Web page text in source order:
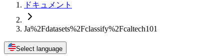
ドキュメント
Ja%2Fdatasets%2Fclassify%2Fcaltech101
Select language